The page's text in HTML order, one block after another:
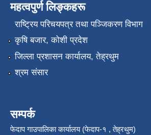
महत्वपुर्ण लिङ्कहरू
राष्‍ट्रिय परिचयपत्र तथा पञ्जिकरण विभाग
कृषि बजार, कोशी प्रदेश
जिल्ला प्रशासन कार्यालय, तेह्रथुम
श्रम संसार
सम्पर्क
फेदाप गाउपालिका कार्यालय (फेदाप-१ , तेह्रथुम)